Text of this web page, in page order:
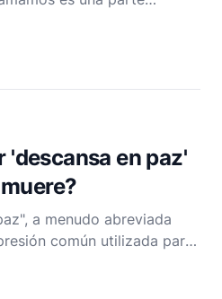
profundas aguas
y amor. La Biblia
sobre cómo
d
'descansa en paz'
a menudo abreviada
común utilizada para
no usa